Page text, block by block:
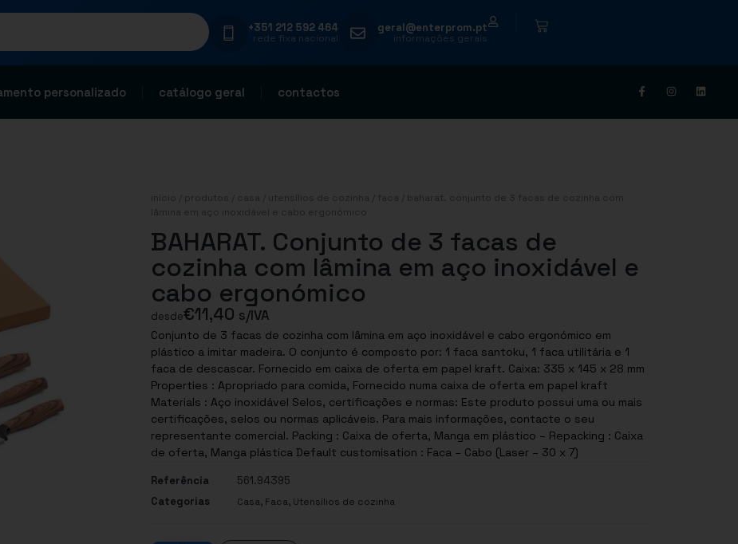
+351 212 592 464
rede fixa nacional
geral@enterprom.pt
informações gerais
personalizado catálogo geral contactos
início produtos casa utensílios de cozinha faca / baharat. conjunto de 3 facas de cozinha com
lâmina em aço inoxidável e cabo ergonómico
BAHARAT. Conjunto de 3 facas de
cozinha com lâmina em aço inoxidável e
cabo ergonómico
desde€11,40 s/IVA
Conjunto de 3 facas de cozinha com lâmina em aço inoxidável e cabo ergonómico em
plástico a imitar madeira. O conjunto é composto por: 1 faca santoku, 1 faca utilitária e 1
faca de descascar. Fornecido em caixa de oferta em papel kraft. Caixa: 335 x 145 x 28 mm
Properties : Apropriado para comida, Fornecido numa caixa de oferta em papel kraft
Materials : Aço inoxidável Selos, certificações e normas: Este produto possui uma ou mais
certificações, selos ou normas aplicáveis. Para mais informações, contacte o seu
representante comercial. Packing : Caixa de oferta, Manga em plástico – Repacking : Caixa
de oferta, Manga plástica Default customisation : Faca – Cabo (Laser – 30 x 7)
Referência
561.94395
Categorias
Casa, Faca, Utensílios de cozinha